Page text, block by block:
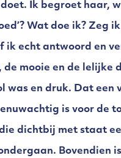
Ik begroet haar,
Wat doe ik? Zeg ik
ik echt antwoord en
de mooie en de lelijke
was en druk. Dat een
is voor de
dichtbij met staat
Bovendien